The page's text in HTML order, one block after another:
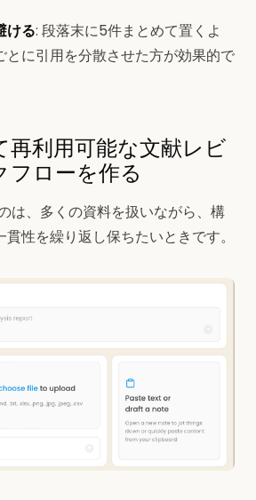
ける: 段落末に5件まとめて置くよ
とに引用を分散させた方が効果的で
再利用可能な文献レビ
フローを作る
は、多くの資料を扱いながら、構
性を繰り返し保ちたいときです。